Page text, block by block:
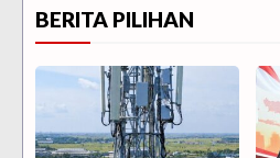
BERITA PILIHAN